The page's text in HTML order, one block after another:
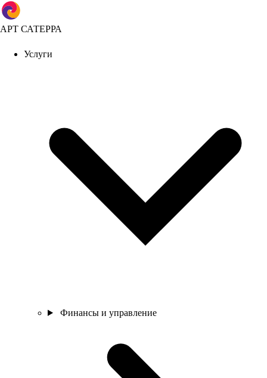
АРТ САТЕРРА
Услуги
Финансы и управление